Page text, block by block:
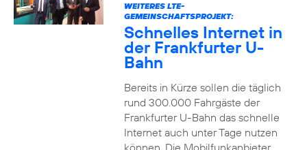
WEITERES LTE-
GEMEINSCHAFTSPROJEKT:
Schnelles Internet in
der Frankfurter U-
Bahn
Bereits in Kürze sollen die täglich
rund 300.000 Fahrgäste der
Frankfurter U-Bahn das schnelle
Internet auch unter Tage nutzen
können. Die Mobilfunkanbieter